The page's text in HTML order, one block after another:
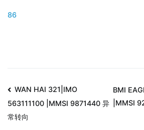
86
WAN HAI 321|IMO
563111100 |MMSI 9871440 异
常转向
BMI
|MMSI